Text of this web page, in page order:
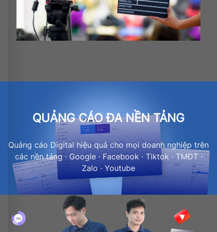
QUẢNG CÁO ĐA NỀN TẢNG
Quảng cáo Digital hiệu quả cho mọi doanh nghiệp trên
các nền tảng · Google · Facebook · Tiktok · TMĐT ·
Zalo · Youtube